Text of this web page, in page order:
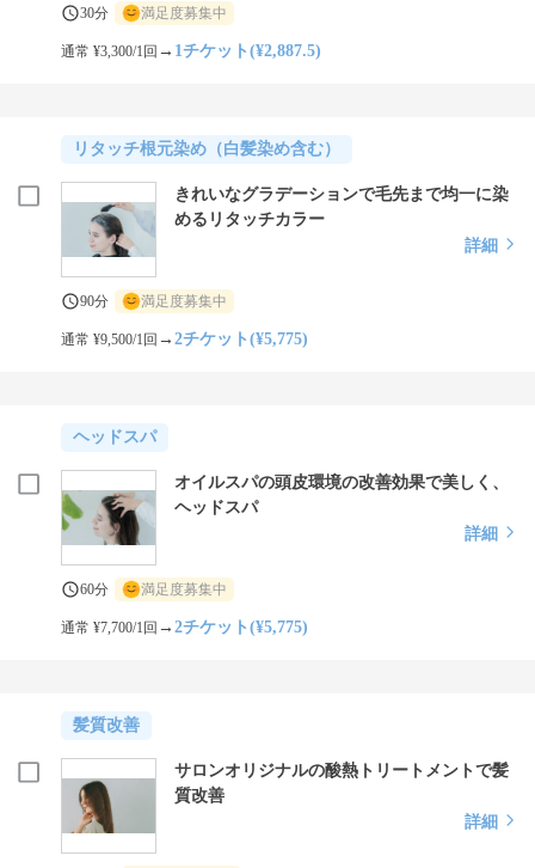
30分 満足度募集中
通常 ¥3,300/1回 → 1チケット(¥2,887.5)
リタッチ根元染め（白髪染め含む）
きれいなグラデーションで毛先まで均一に染
めるリタッチカラー
詳細
90分 満足度募集中
通常 ¥9,500/1回 →2チケット(¥5,775)
ヘッドスパ
オイルスパの頭皮環境の改善効果で美しく、
ヘッドスパ
詳細
60分 満足度募集中
通常 ¥7,700/1回 →2チケット(¥5,775)
髪質改善
サロンオリジナルの酸熱トリートメントで髪
質改善
詳細